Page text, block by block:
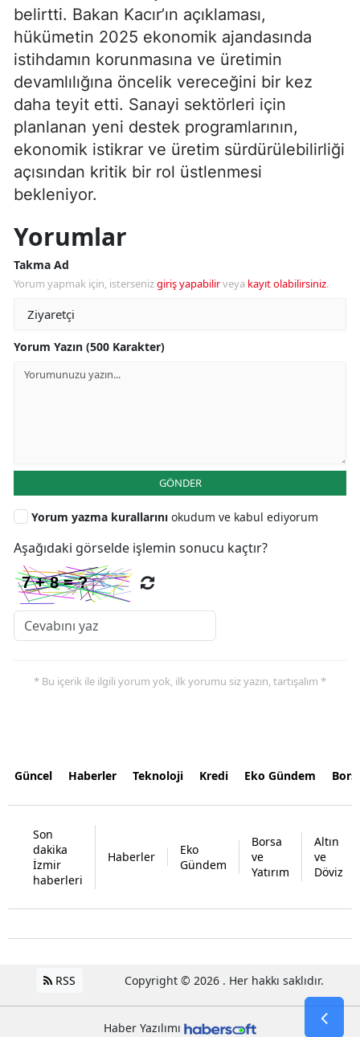
belirtti. Bakan Kacır’ın açıklaması,
hükümetin 2025 ekonomik ajandasında
istihdamın korunmasına ve üretimin
devamlılığına öncelik vereceğini bir kez
daha teyit etti. Sanayi sektörleri için
planlanan yeni destek programlarının,
ekonomik istikrar ve üretim sürdürülebilirliği
açısından kritik bir rol üstlenmesi
bekleniyor.
Yorumlar
Takma Ad
Yorum yapmak için, istersenizgiriş yapabilirveya kayıt olabilirsiniz.
Yorum Yazın (500 Karakter)
GÖNDER
Yorum yazma kurallarını okudum ve kabul ediyorum
Aşağıdaki görselde işlemin sonucu kaçtır?
* Bu içerik ile ilgili yorum yok, ilk yorumu siz yazın, tartışalım *
Güncel Haberler Teknoloji Kredi Eko Gündem
Son
dakika
İzmir
haberleri
Haberler
Eko
Gündem
Borsa
ve
Yatırım
Altın
ve
Döviz
RSS Copyright © 2026 . Her hakkı saklıdır.
Haber Yazılımı